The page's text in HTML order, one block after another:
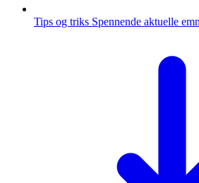
Tips og triks Spennende aktuelle